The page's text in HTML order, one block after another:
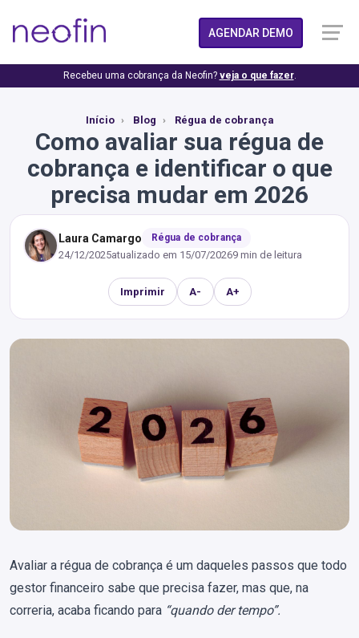
AGENDAR DEMO
Recebeu uma cobrança da Neofin? veja o que fazer.
Início Blog Régua de cobrança
Como avaliar sua régua de
cobrança e identificar o que
precisa mudar em 2026
Laura Camargo Régua de cobrança
24/12/2025atualizado em 15/07/20269 min de leitura
Imprimir A- A+
Avaliar a régua de cobrança é um daqueles passos que todo
gestor financeiro sabe que precisa fazer, mas que, na
correria, acaba ficando para “quando der tempo”.